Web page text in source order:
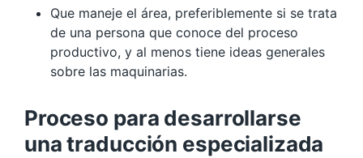
Que maneje el área, preferiblemente si se trata
de una persona que conoce del proceso
productivo, y al menos tiene ideas generales
sobre las maquinarias.
Proceso para desarrollarse
una traducción especializada